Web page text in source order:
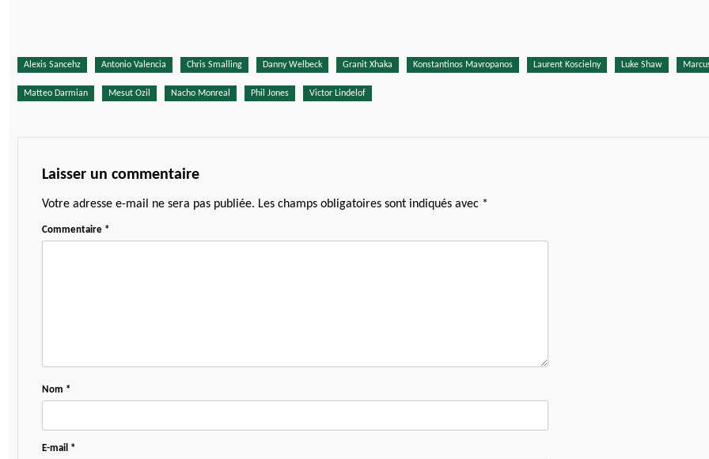
Alexis Sancehz Antonio Valencia Chris Smalling Danny Welbeck Granit Xhaka Konstantinos Mavropanos Laurent Koscielny Luke Shaw
Matteo Darmian Mesut Ozil Nacho Monreal Phil Jones Victor Lindelof
Laisser un commentaire
Votre adresse e-mail ne sera pas publiée. Les champs obligatoires sont indiqués avec *
Commentaire *
Nom *
E-mail *